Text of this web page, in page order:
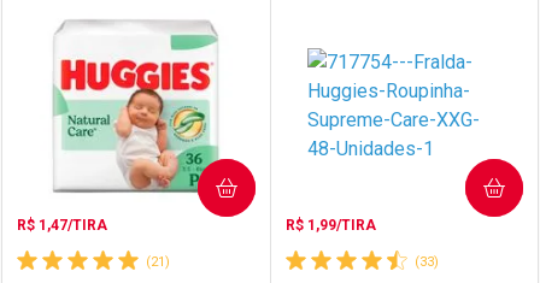
Laboratório
Por Menos Laboratório
Por Menos
(21)
R$ 1,47/TIRA
COMPRAR
(33)
R$ 1,99/TIRA
COMPRAR